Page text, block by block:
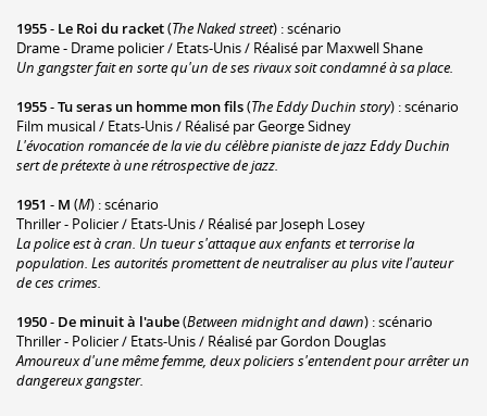
1955- Le Roi du racket(The Naked street) : scénario
Drame - Drame policier / Etats-Unis / Réalisé par Maxwell Shane
Un gangster fait en sorte qu'un de ses rivaux soit condamné à sa place.
1955-Tu seras un homme mon fils(The Eddy Duchin story) : scénario
Film musical / Etats-Unis / Réalisé par George Sidney
L'évocation romancée de la vie du célèbre pianiste de jazz Eddy Duchin
sert de prétexte à une rétrospective de jazz.
1951 - M (M) : scénario
Thriller - Policier / Etats-Unis / Réalisé par Joseph Losey
La police est à cran. Un tueur s'attaque aux enfants et terrorise la
population. Les autorités promettent de neutraliser au plus vite l'auteur
de ces crimes.
1950- De minuit à l'aube(Between midnight and dawn) : scénario
Thriller - Policier / Etats-Unis / Réalisé par Gordon Douglas
Amoureux d'une même femme, deux policiers s'entendent pour arrêter un
dangereux gangster.